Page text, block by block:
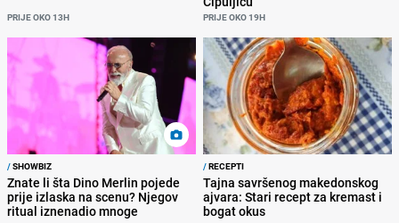
PRIJE OKO 13H PRIJE OKO 19H
/SHOWBIZ
Znate li šta Dino Merlin pojede
prije izlaska na scenu? Njegov
ritual iznenadio mnoge
/RECEPTI
Tajna savršenog makedonskog
ajvara: Stari recept za kremast i
bogat okus